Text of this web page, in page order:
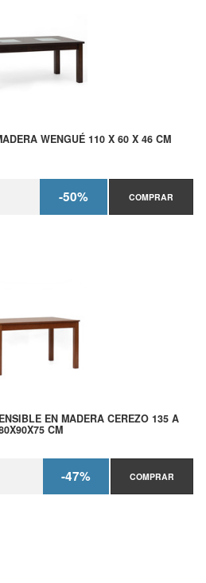
WENGUÉ 110 X 60 X 46 CM
-50% COMPRAR
EN MADERA CEREZO 135 A
CM
-47% COMPRAR